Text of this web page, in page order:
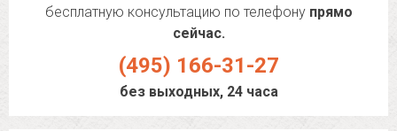
бесплатную консультацию по телефону прямо
сейчас.
(495) 166-31-27
без выходных, 24 часа